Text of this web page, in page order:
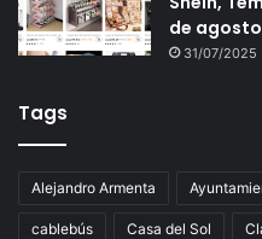
de agosto
31/07/2025
Tags
Alejandro Armenta
cablebús Casa del Sol